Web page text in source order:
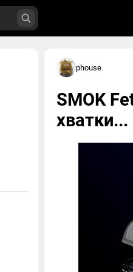
phouse
SMOK
хватки...